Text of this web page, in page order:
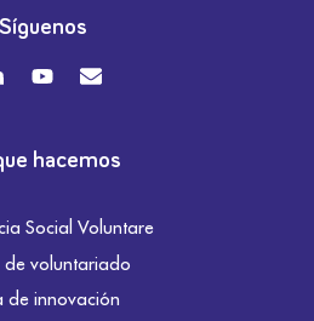
Síguenos
hacemos
Social Voluntare
de voluntariado
de innovación